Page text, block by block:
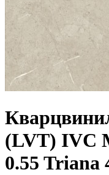
(LVT) IVC
0.55 Triana